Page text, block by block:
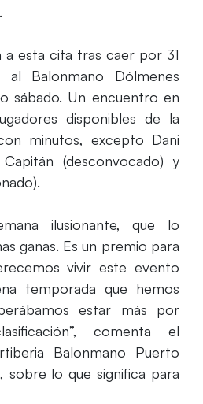
esta cita tras caer por 31
Balonmano Dólmenes
sábado. Un encuentro en
disponibles de la
minutos, excepto Dani
(desconvocado) y
ilusionante, que lo
ganas. Es un premio para
vivir este evento
temporada que hemos
estar más por
comenta el
Balonmano Puerto
sobre lo que significa para